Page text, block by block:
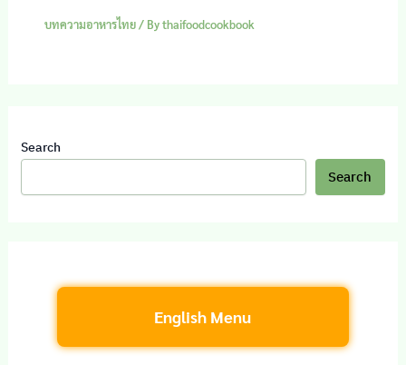
บทความอาหารไทย/ Bythaifoodcookbook
Search
Search
English Menu